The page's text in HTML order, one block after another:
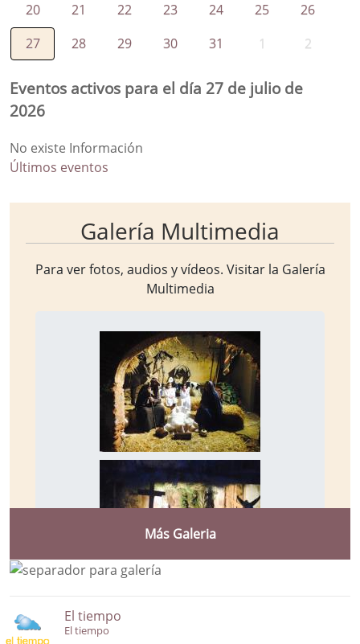
20 21 22 23 24 25
26
27
28 29 30 31 1 2
Eventos activos para el día 27 de julio de
2026
No existe Información
Últimos eventos
Galería Multimedia
Para ver fotos, audios y vídeos. Visitar la Galería
Multimedia
Más Galeria
El tiempo
El tiempo